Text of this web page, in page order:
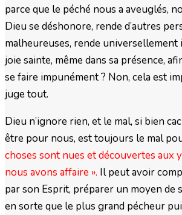
parce que le péché nous a aveuglés,
Dieu se déshonore, rende d’autres
malheureuses, rende
joie sainte, même dans sa présence,
se faire impunément ? Non, cela est
juge tout.
Dieu n’ignore rien, et le mal, si bien
être pour nous, est toujours le mal
choses sont nues et découvertes aux
nous avons affaire ». Il peut avoir
par son Esprit, préparer un moyen de
en sorte que le plus grand pécheur